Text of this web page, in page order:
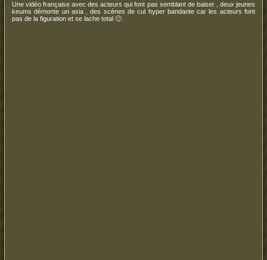
Une vidéo française avec des acteurs qui font pas semblant de baiser , deux jeunes
keums démonte un asia , des scènes de cul hyper bandante car les acteurs font
pas de la figuration et se lache total 🙂